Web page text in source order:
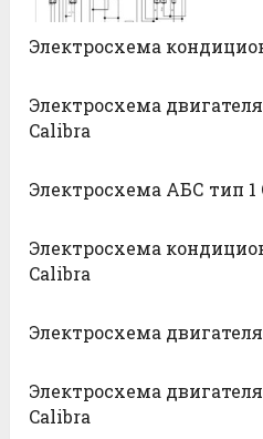
Электросхема
Электросхема
Calibra
Электросхема АБС тип 1
Электросхема
Calibra
Электросхема
Электросхема
Calibra